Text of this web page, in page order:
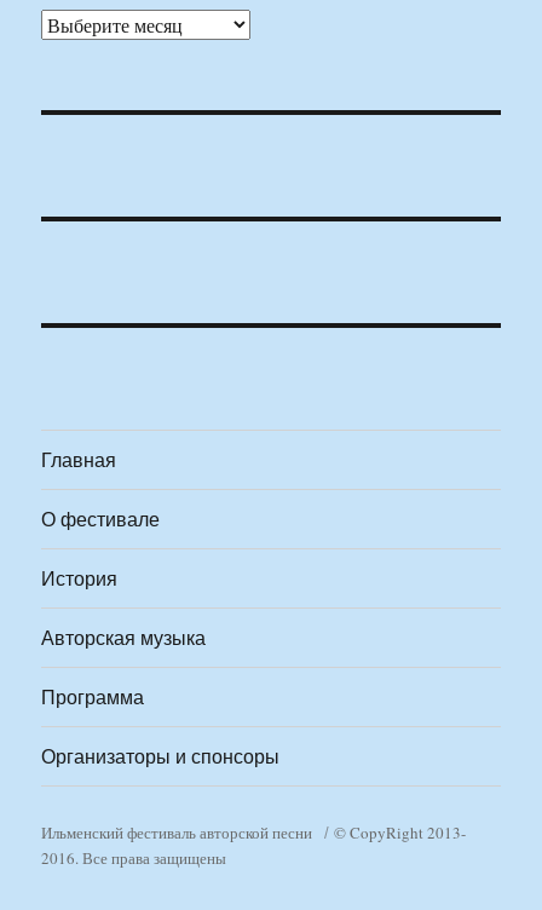
Архивы
Главная
О фестивале
История
Авторская музыка
Программа
Организаторы и спонсоры
Ильменский фестиваль авторской песни
© CopyRight 2013-
2016. Все права защищены